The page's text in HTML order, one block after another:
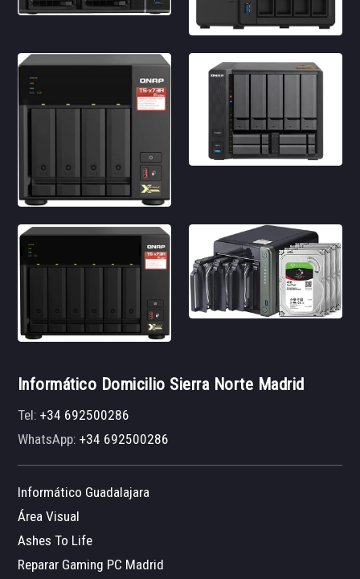
Informático Domicilio Sierra Norte Madrid
Tel:+34 692500286
WhatsApp:+34 692500286
Informático Guadalajara
Área Visual
Ashes To Life
Reparar Gaming PC Madrid